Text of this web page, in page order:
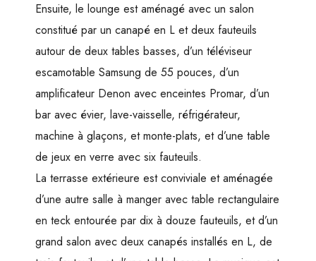
Ensuite, le lounge est aménagé avec un salon
constitué par un canapé en L et deux fauteuils
autour de deux tables basses, d’un téléviseur
escamotable Samsung de 55 pouces, d’un
amplificateur Denon avec enceintes Promar, d’un
bar avec évier, lave-vaisselle, réfrigérateur,
machine à glaçons, et monte-plats, et d’une table
de jeux en verre avec six fauteuils.
La terrasse extérieure est conviviale et aménagée
d’une autre salle à manger avec table rectangulaire
en teck entourée par dix à douze fauteuils, et d’un
grand salon avec deux canapés installés en L, de